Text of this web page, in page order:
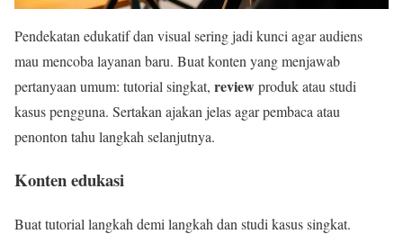
Pendekatan edukatif dan visual sering jadi kunci agar audiens
mau mencoba layanan baru. Buat konten yang menjawab
pertanyaan umum: tutorial singkat, reviewproduk atau studi
kasus pengguna. Sertakan ajakan jelas agar pembaca atau
penonton tahu langkah selanjutnya.
Konten edukasi
Buat tutorial langkah demi langkah dan studi kasus singkat.